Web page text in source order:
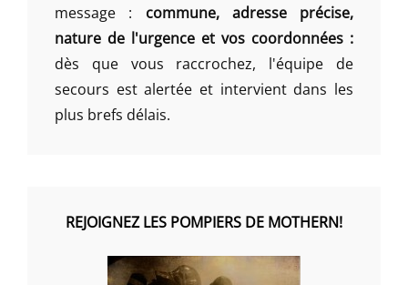
message : commune, adresse précise,
nature de l'urgence et vos coordonnées :
dès que vous raccrochez, l'équipe de
secours est alertée et intervient dans les
plus brefs délais.
REJOIGNEZ LES POMPIERS DE MOTHERN!